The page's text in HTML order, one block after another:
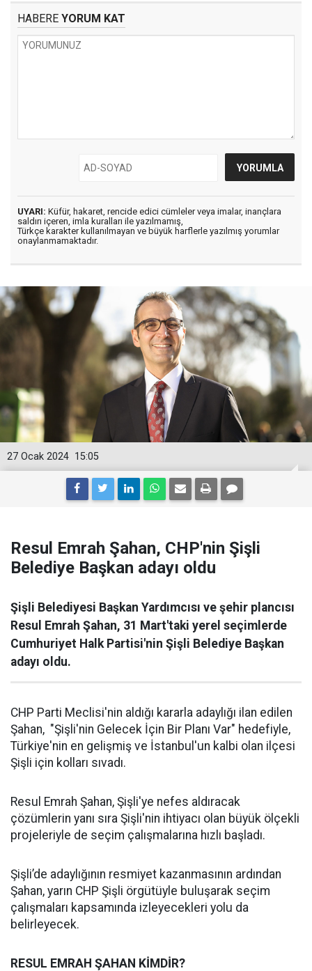
HABERE YORUM KAT
UYARI: Küfür, hakaret, rencide edici cümleler veya imalar, inançlara
saldırı içeren, imla kuralları ile yazılmamış,
Türkçe karakter kullanılmayan ve büyük harflerle yazılmış yorumlar
onaylanmamaktadır.
15:05
27 Ocak 2024
Resul Emrah Şahan, CHP'nin Şişli
Belediye Başkan adayı oldu
Şişli Belediyesi Başkan Yardımcısı ve şehir plancısı
Resul Emrah Şahan, 31 Mart'taki yerel seçimlerde
Cumhuriyet Halk Partisi'nin Şişli Belediye Başkan
adayı oldu.
CHP Parti Meclisi'nin aldığı kararla adaylığı ilan edilen
Şahan, "Şişli'nin Gelecek İçin Bir Planı Var" hedefiyle,
Türkiye'nin en gelişmiş ve İstanbul'un kalbi olan ilçesi
Şişli için kolları sıvadı.
Resul Emrah Şahan, Şişli'ye nefes aldıracak
çözümlerin yanı sıra Şişli'nin ihtiyacı olan büyük ölçekli
projeleriyle de seçim çalışmalarına hızlı başladı.
Şişli’de adaylığının resmiyet kazanmasının ardından
Şahan, yarın CHP Şişli örgütüyle buluşarak seçim
çalışmaları kapsamında izleyecekleri yolu da
belirleyecek.
RESUL EMRAH ŞAHAN KİMDİR?